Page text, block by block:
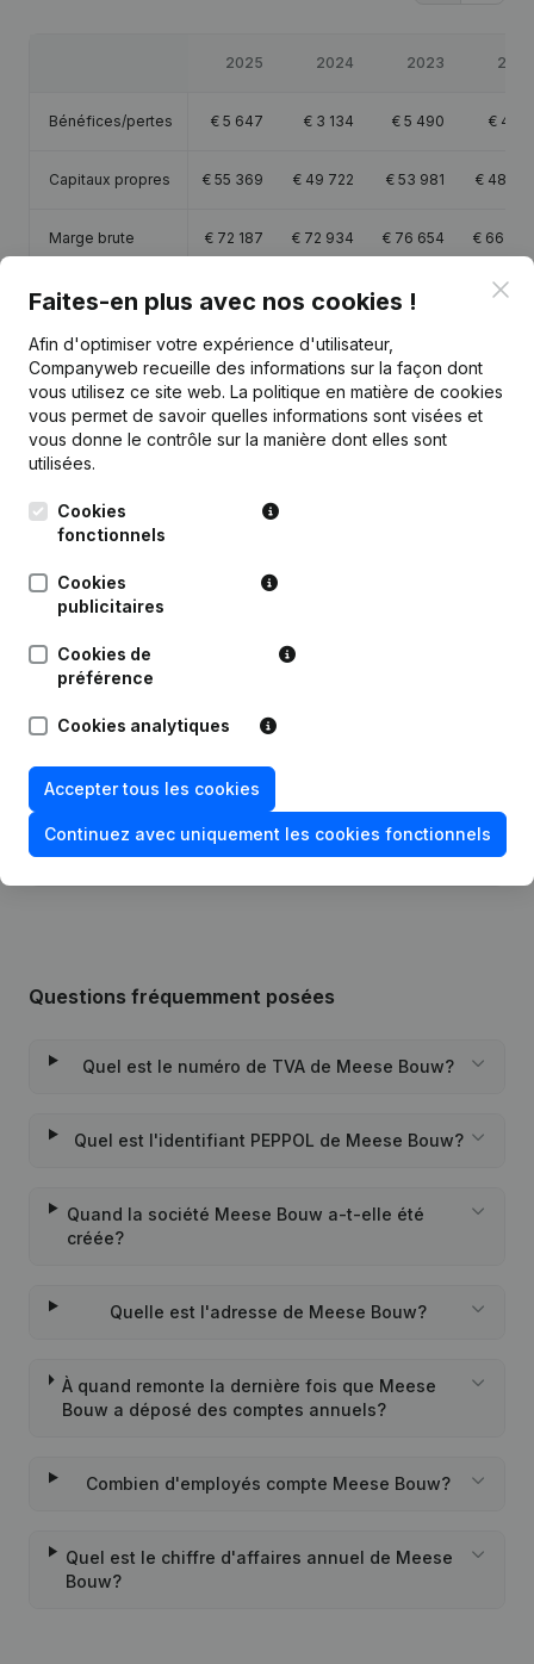
2025 2024 2023 2022
Bénéfices/pertes € 5 647 € 3 134 € 5 490 € 4 611
Capitaux propres € 55 369 € 49 722 € 53 981 € 48 491
Marge brute € 72 187 € 72 934 € 76 654 € 66 828
Personnel 0,8 0,9
Publicationsde Meese Bouw
Date Publication
27-04-2021
Autres Modifications, …) -
Assemblée générale
10-06-2014
Personne Morale, Ouverture
Succursale, etc...)(NL)
Questions fréquemment posées
Quel est le numéro de TVA de Meese Bouw?
Quel est l'identifiant PEPPOL de Meese Bouw?
Quand la société Meese Bouw a-t-elle été
créée?
Quelle est l'adresse de Meese Bouw?
À quand remonte la dernière fois que Meese
Bouw a déposé des comptes annuels?
Combien d'employés compte Meese Bouw?
Quel est le chiffre d'affaires annuel de Meese
Bouw?
Faites-en plus avec nos cookies !
Afin d'optimiser votre expérience d'utilisateur,
Companyweb recueille des informations sur la façon dont
vous utilisez ce site web. La politique en matière de cookies
vous permet de savoir quelles informations sont visées et
vous donne le contrôle sur la manière dont elles sont
utilisées.
Cookies
fonctionnels
Cookies
publicitaires
Cookies de
préférence
Cookies analytiques
Accepter tous les cookies
Continuez avec uniquement les cookies fonctionnels